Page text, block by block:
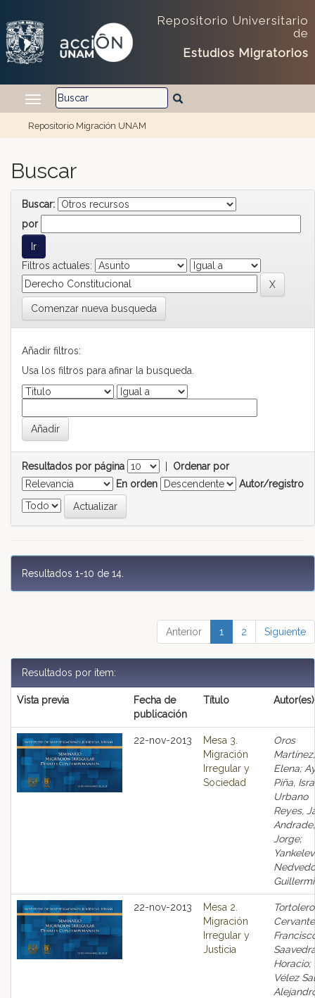
Repositorio Universitario
de
Estudios Migratorios
Repositorio Migración UNAM
Buscar
Buscar:
por
Filtros actuales:
Comenzar nueva busqueda
Añadir filtros:
Usa los filtros para afinar la busqueda.
Resultados por página
Ordenar por
En orden
Autor/registro
Resultados 1-10 de 14.
Anterior 1 2 Siguiente
Resultados por ítem:
Vista previa
Fecha de
publicación
Título Autor(es)
22-nov-2013
Mesa 3.
Migración
Irregular y
Sociedad
Oros
Martínez,
Elena;
Piña,
Urbano
Reyes,
Andrade,
Jorge;
22-nov-2013
Mesa 2.
Migración
Irregular y
Justicia
Tortolero
Horacio;
Vélez